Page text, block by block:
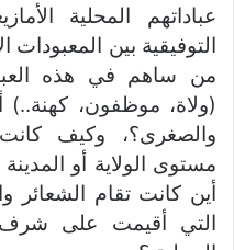
عباداتهم المحلية
التوفيقية بين المعبودات
من ساهم في هذه
(ولاة، موظفون،
والصغرى؟، وكيف
مستوى الولاية أو
أين كانت تقام الشعائر
التي أقيمت على شرف